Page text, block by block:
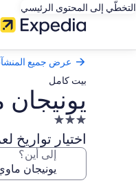
التخطّي إلى المحتوى الرئيسي
عرض جميع
بيت كامل
يونيجان
منشأة
فندقية
مصنفة
3.0
اختيار تواريخ
إلى أين؟